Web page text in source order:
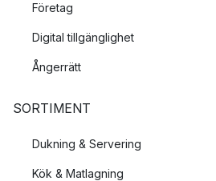
Företag
Digital tillgänglighet
Ångerrätt
SORTIMENT
Dukning & Servering
Kök & Matlagning